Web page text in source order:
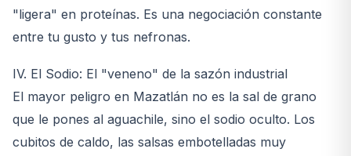
"ligera" en proteínas. Es una negociación constante
entre tu gusto y tus nefronas.
IV. El Sodio: El "veneno" de la sazón industrial
El mayor peligro en Mazatlán no es la sal de grano
que le pones al aguachile, sino el sodio oculto. Los
cubitos de caldo, las salsas embotelladas muy